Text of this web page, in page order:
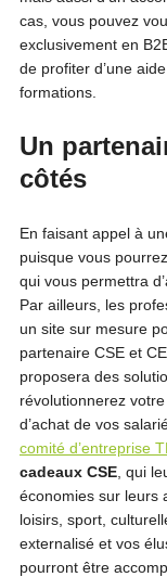
cas, vous pouvez
exclusivement en
de profiter d’une
formations.
Un
côtés
En faisant appel à
puisque vous
qui vous permettra
Par ailleurs, les
un site sur mesure
partenaire CSE et
proposera des
révolutionnerez
d’achat de vos
comité d’entreprise
cadeaux CSE, qui
économies sur leurs
loisirs, sport,
externalisé et vos
pourront être